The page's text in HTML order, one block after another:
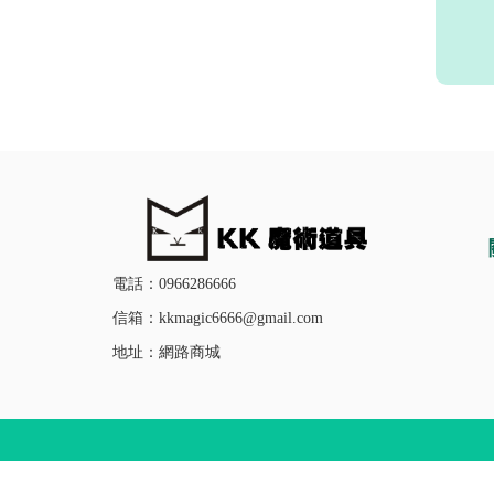
電話：0966286666
信箱：kkmagic6666@gmail.com
地址：網路商城